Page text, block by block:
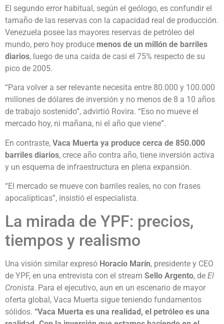
El segundo error habitual, según el geólogo, es confundir el
tamaño de las reservas con la capacidad real de producción.
Venezuela posee las mayores reservas de petróleo del
mundo, pero hoy produce menos de un millón de barriles
diarios, luego de una caída de casi el 75% respecto de su
pico de 2005.
“Para volver a ser relevante necesita entre 80.000 y 100.000
millones de dólares de inversión y no menos de 8 a 10 años
de trabajo sostenido”, advirtió Rovira. “Eso no mueve el
mercado hoy, ni mañana, ni el año que viene”.
En contraste, Vaca Muerta ya produce cerca de 850.000
barriles diarios, crece año contra año, tiene inversión activa
y un esquema de infraestructura en plena expansión.
“El mercado se mueve con barriles reales, no con frases
apocalípticas”, insistió el especialista.
La mirada de YPF: precios,
tiempos y realismo
Una visión similar expresó Horacio Marín, presidente y CEO
de YPF, en una entrevista con el stream Sello Argento, de El
Cronista. Para el ejecutivo, aun en un escenario de mayor
oferta global, Vaca Muerta sigue teniendo fundamentos
sólidos. “Vaca Muerta es una realidad, el petróleo es una